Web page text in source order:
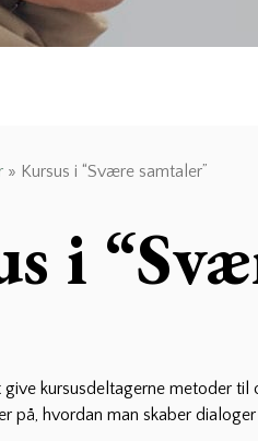
» Kursus i “Svære samtaler”
i
give kursusdeltagerne metoder
på, hvordan man skaber